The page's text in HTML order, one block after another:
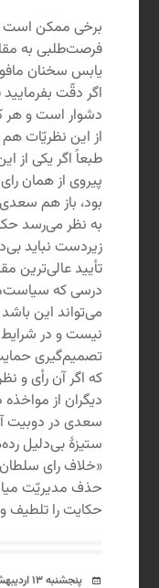
برخی ممکن است
فرصت‌طلبی به
یابس سخنان
اگر دقّت
دشوار است و هر
از این نظریّات هم
طبعاً اگر یکی از
پیروی از همان
بود، باز هم سعدی
به نظر می‌رسد
زیردست نباید
تأیید عالی‌ترین
درسی که
می‌تواند این
نیست و در شرایط
تصمیم‌گیری
که اگر آن رأی و
دیگران از
سعدی در دوبیت
ستیزۀ بی‌دلیل
«خلاف رای
حذف مدیریّت
حکایت را تلطیف و
تاریخ
پنجشنبه ۱۳ اردیبهشت ۱۳۹۷